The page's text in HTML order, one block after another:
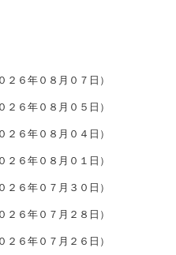
６年０８月０７日）
６年０８月０５日）
６年０８月０４日）
６年０８月０１日）
６年０７月３０日）
６年０７月２８日）
６年０７月２６日）